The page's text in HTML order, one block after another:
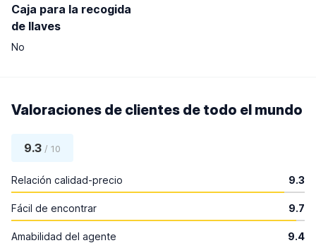
Caja para la recogida
de llaves
No
Valoraciones de clientes de todo el mundo
9.3 / 10
Relación calidad-precio 9.3
Fácil de encontrar 9.7
Amabilidad del agente 9.4